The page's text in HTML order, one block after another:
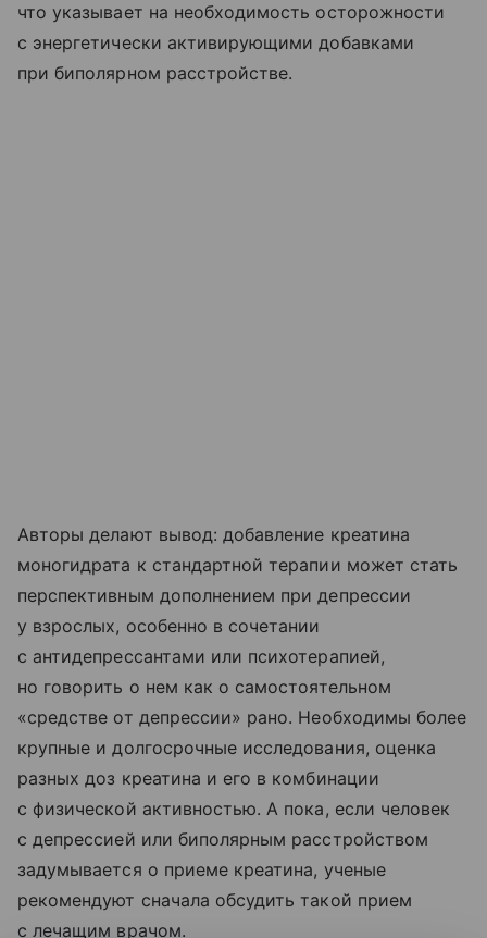
что указывает на необходимость осторожности
с энергетически активирующими добавками
при биполярном расстройстве.
Авторы делают вывод: добавление креатина
моногидрата к стандартной терапии может стать
перспективным дополнением при депрессии
у взрослых, особенно в сочетании
с антидепрессантами или психотерапией,
но говорить о нем как о самостоятельном
«средстве от депрессии» рано. Необходимы более
крупные и долгосрочные исследования, оценка
разных доз креатина и его в комбинации
с физической активностью. А пока, если человек
с депрессией или биполярным расстройством
задумывается о приеме креатина, ученые
рекомендуют сначала обсудить такой прием
с лечащим врачом.